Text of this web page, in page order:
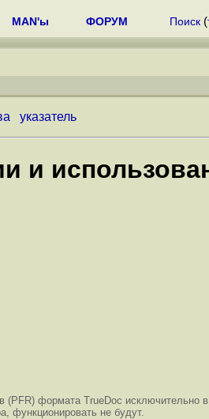
MAN'ы ФОРУМ Поиск (
указатель
и
формата TrueDoc исключительно
функционировать не будут.